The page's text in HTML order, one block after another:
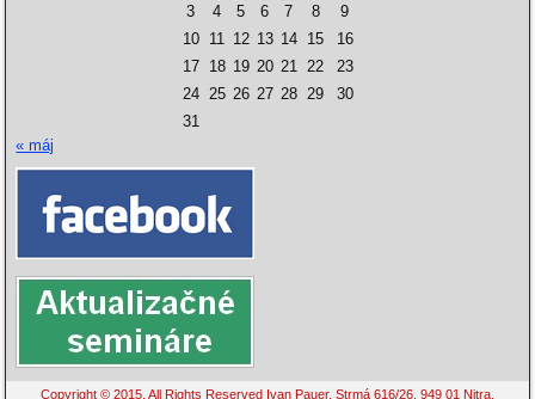
3
4 5 6 7 8
9
10
11 12 13 14 15
16
17
18 19 20 21 22
23
24
25 26 27 28 29
30
31
« máj
Copyright © 2015. All Rights Reserved Ivan Pauer, Strmá 616/26, 949 01 Nitra,